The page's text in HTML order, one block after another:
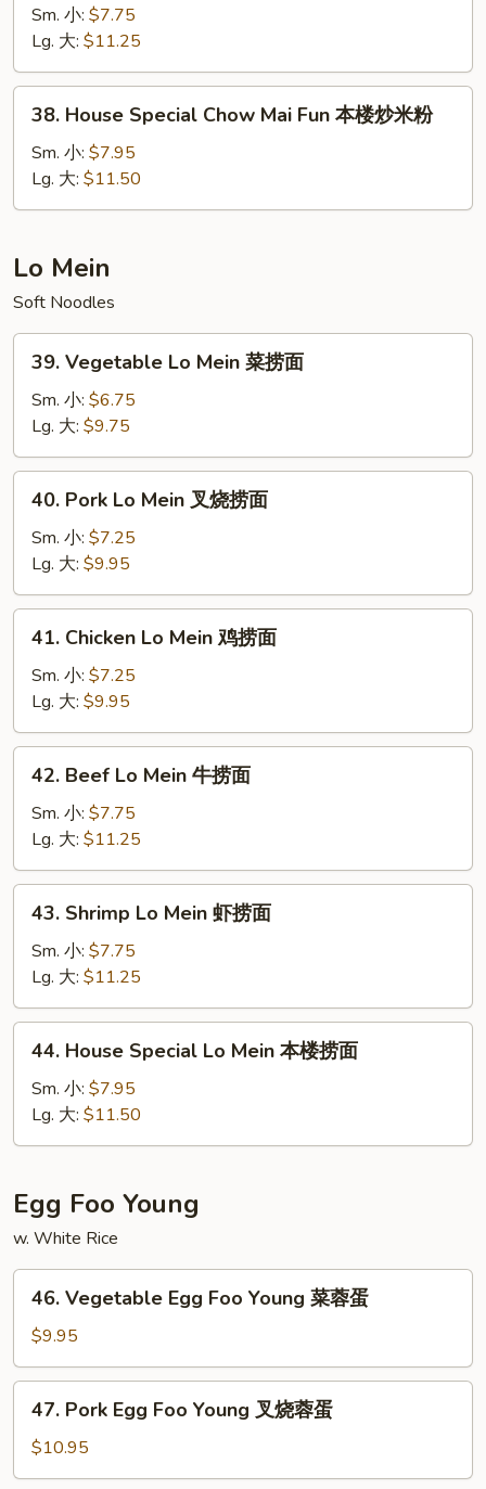
Chow
Mai
Fun
牛
Sm. 小: $7.75
Lg. 大: $11.25
House
Special
Chow
Mai
本
楼
炒
米
38. House Special Chow Mai Fun 本楼炒米粉
Sm. 小: $7.95
Lg. 大: $11.50
Lo Mein
Soft Noodles
Vegetable
Lo
Mein
菜
捞
39. Vegetable Lo Mein 菜捞面
Sm. 小: $6.75
Lg. 大: $9.75
Pork
Lo
Mein
叉
烧
40. Pork Lo Mein 叉烧捞面
Sm. 小: $7.25
Lg. 大: $9.95
Chicken
Lo
Mein
鸡
捞
41. Chicken Lo Mein 鸡捞面
Sm. 小: $7.25
Lg. 大: $9.95
Beef
Lo
Mein
牛
捞
42. Beef Lo Mein 牛捞面
Sm. 小: $7.75
Lg. 大: $11.25
Shrimp
Lo
Mein
虾
捞
43. Shrimp Lo Mein 虾捞面
Sm. 小: $7.75
Lg. 大: $11.25
House
Special
Mein
楼
捞
面
44. House Special Lo Mein 本楼捞面
Sm. 小: $7.95
Lg. 大: $11.50
Egg Foo Young
w. White Rice
Vegetable
Egg
Foo
Young
46. Vegetable Egg Foo Young 菜蓉蛋
$9.95
Pork
Egg
Foo
47. Pork Egg Foo Young 叉烧蓉蛋
$10.95